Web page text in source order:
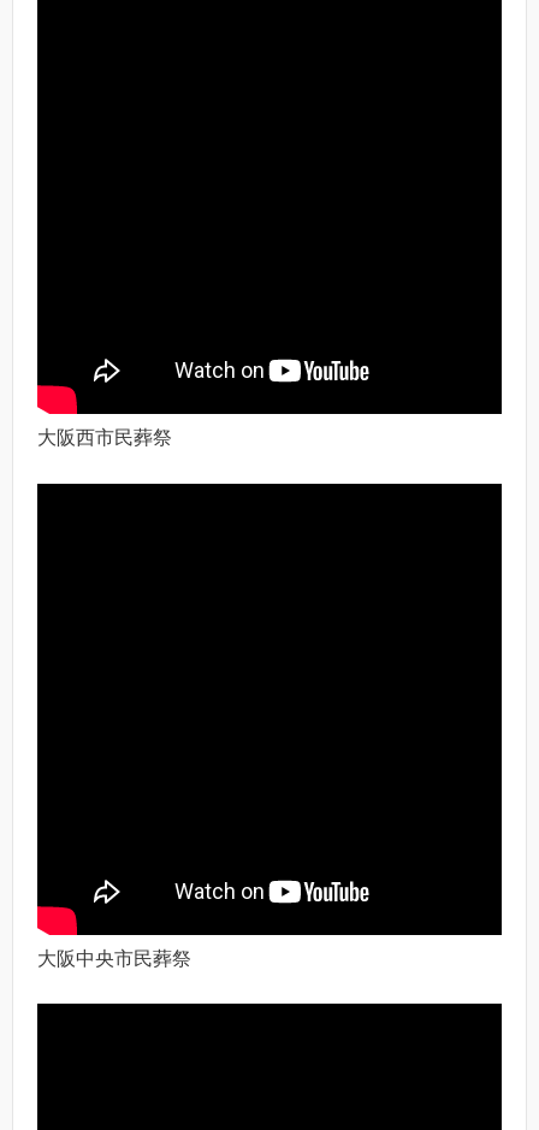
大阪西市民葬祭
大阪中央市民葬祭